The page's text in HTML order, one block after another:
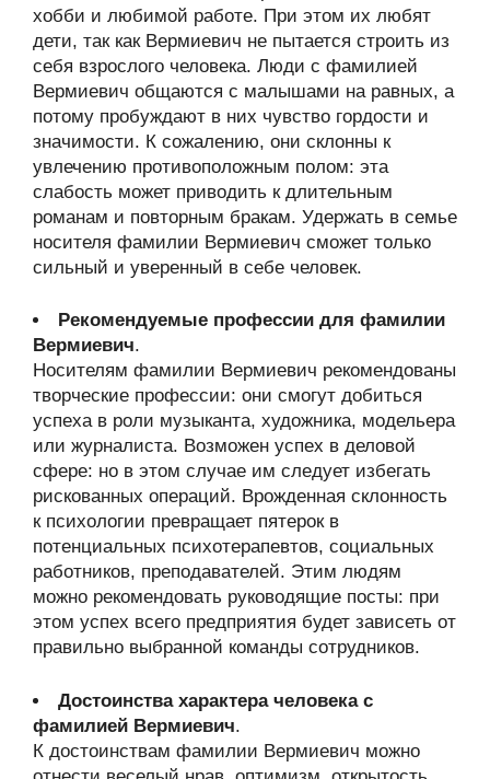
хобби и любимой работе. При этом их любят
дети, так как Вермиевич не пытается строить из
себя взрослого человека. Люди с фамилией
Вермиевич общаются с малышами на равных, а
потому пробуждают в них чувство гордости и
значимости. К сожалению, они склонны к
увлечению противоположным полом: эта
слабость может приводить к длительным
романам и повторным бракам. Удержать в семье
носителя фамилии Вермиевич сможет только
сильный и уверенный в себе человек.
Рекомендуемые профессии для фамилии
Вермиевич.
Носителям фамилии Вермиевич рекомендованы
творческие профессии: они смогут добиться
успеха в роли музыканта, художника, модельера
или журналиста. Возможен успех в деловой
сфере: но в этом случае им следует избегать
рискованных операций. Врожденная склонность
к психологии превращает пятерок в
потенциальных психотерапевтов, социальных
работников, преподавателей. Этим людям
можно рекомендовать руководящие посты: при
этом успех всего предприятия будет зависеть от
правильно выбранной команды сотрудников.
Достоинства характера человека с
фамилией Вермиевич.
К достоинствам фамилии Вермиевич можно